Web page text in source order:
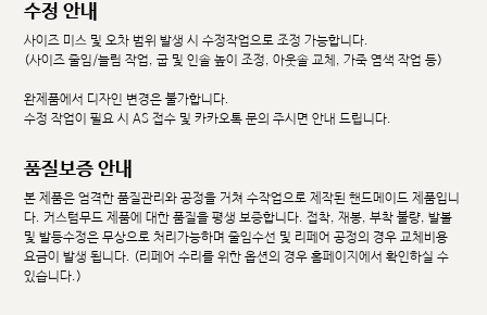
수정 안내
사이즈 미스 및 오차 범위 발생 시 수정작업으로 조정 가능합니다.
(사이즈 줄임/늘림 작업, 굽 및 인솔 높이 조정, 아웃솔 교체, 가죽 염색 작업 등)
완제품에서 디자인 변경은 불가합니다.
수정 작업이 필요 시 AS 접수 및 카카오톡 문의 주시면 안내 드립니다.
품질보증 안내
본 제품은 엄격한 품질관리와 공정을 거쳐 수작업으로 제작된 핸드메이드 제품입니
다. 커스텀무드 제품에 대한 품질을 평생 보증합니다. 접착, 재봉, 부착 불량, 발볼
및 발등수정은 무상으로 처리가능하며 줄임수선 및 리페어 공정의 경우 교체비용
요금이 발생 됩니다. (리페어 수리를 위한 옵션의 경우 홈페이지에서 확인하실 수
있습니다.)